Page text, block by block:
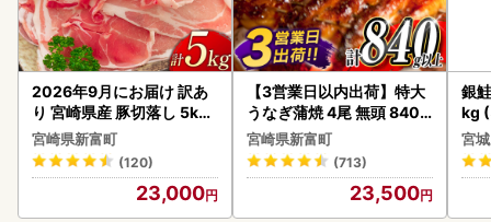
2026年9月にお届け 訳あ
り 宮崎県産 豚切落し 5kg
C325-2506-2609
宮崎県新富町
(120)
23,000
【3営業日以内出荷】特大
うなぎ蒲焼 4尾 無頭 840g
以上 C388-840-3D
宮崎県新富町
(713)
23,500
銀
kg
宮